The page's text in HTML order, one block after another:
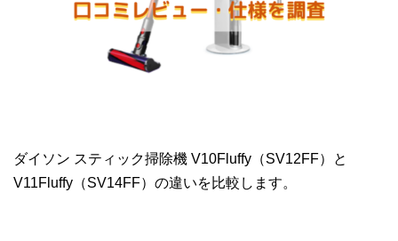
ダイソン スティック掃除機 V10Fluffy（SV12FF）と
V11Fluffy（SV14FF）の違いを比較します。